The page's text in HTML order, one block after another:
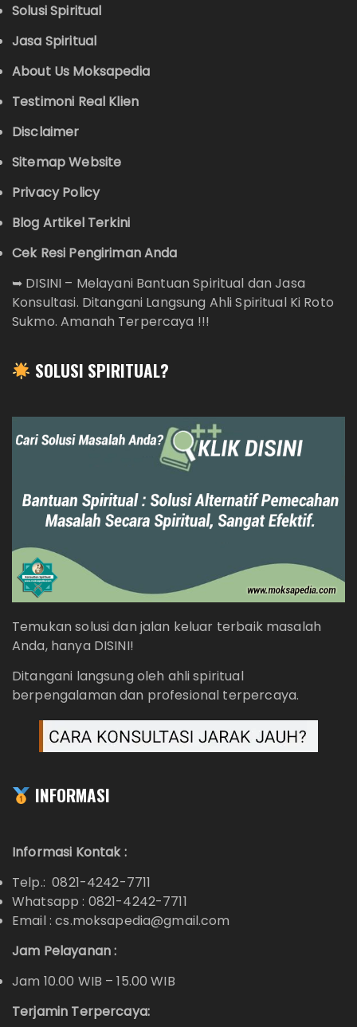
Solusi Spiritual
Jasa Spiritual
About Us Moksapedia
Testimoni Real Klien
Disclaimer
Sitemap Website
Privacy Policy
Blog Artikel Terkini
Cek Resi Pengiriman Anda
➥ DISINI – Melayani Bantuan Spiritual dan Jasa
Konsultasi. Ditangani Langsung Ahli Spiritual Ki Roto
Sukmo. Amanah Terpercaya !!!
SOLUSI SPIRITUAL?
Temukan solusi dan jalan keluar terbaik masalah
Anda, hanya DISINI!
Ditangani langsung oleh ahli spiritual
berpengalaman dan profesional terpercaya.
INFORMASI
Informasi Kontak :
Telp.: 0821-4242-7711
Whatsapp : 0821-4242-7711
Email : cs.moksapedia@gmail.com
Jam Pelayanan :
Jam 10.00 WIB – 15.00 WIB
Terjamin Terpercaya: